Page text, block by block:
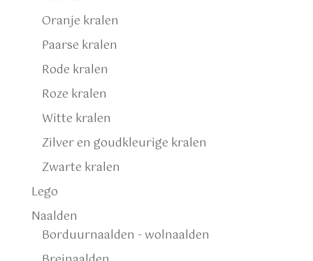
Oranje kralen
Paarse kralen
Rode kralen
Roze kralen
Witte kralen
Zilver en goudkleurige kralen
Zwarte kralen
Lego
Naalden
Borduurnaalden - wolnaalden